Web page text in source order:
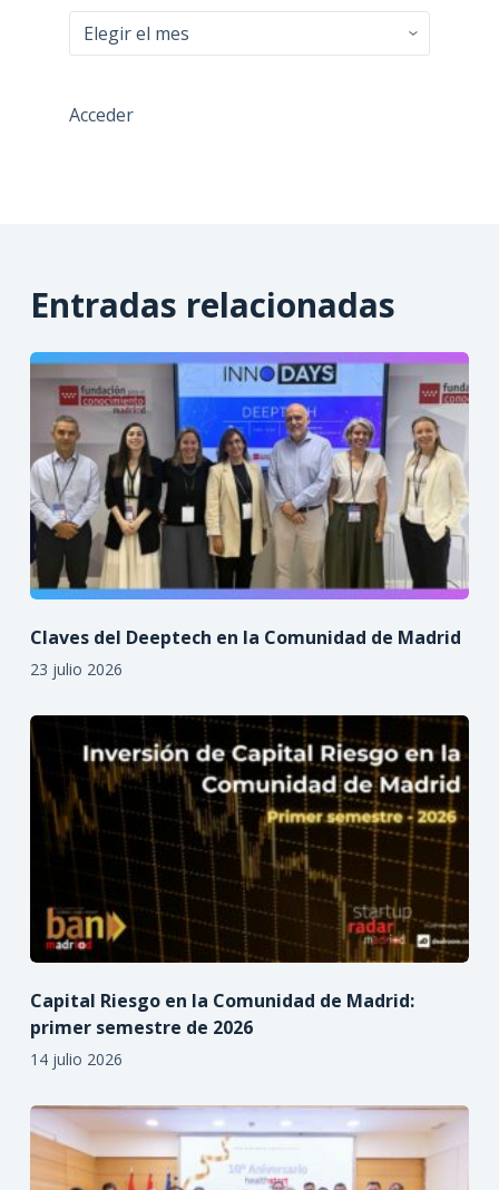
Todas
las
Acceder
Entradas relacionadas
Claves del Deeptech en la Comunidad de Madrid
23 julio 2026
Capital Riesgo en la Comunidad de Madrid:
primer semestre de 2026
14 julio 2026